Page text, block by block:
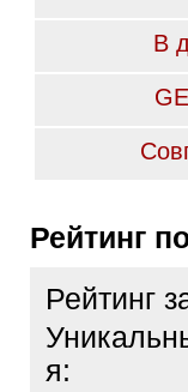
В
Рейтинг
Рейтинг
я: